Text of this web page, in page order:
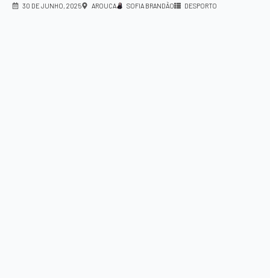
30 DE JUNHO, 2025 AROUCA SOFIA BRANDÃO DESPORTO